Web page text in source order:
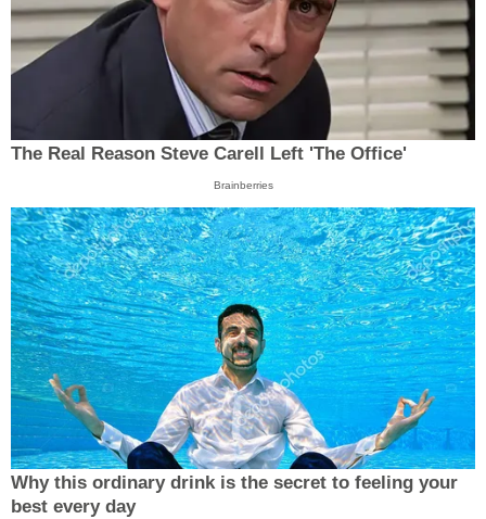
The Real Reason Steve Carell Left 'The Office'
Brainberries
Why this ordinary drink is the secret to feeling your
best every day